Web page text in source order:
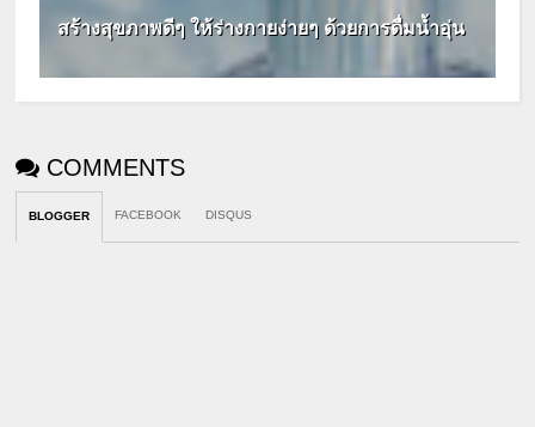
สร้างสุขภาพดีๆ ให้ร่างกายง่ายๆ ด้วยการดื่มน้ำอุ่น
COMMENTS
BLOGGER FACEBOOK DISQUS